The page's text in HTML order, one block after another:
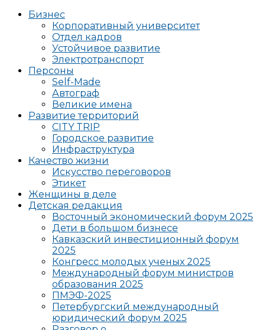
Бизнес
Корпоративный университет
Отдел кадров
Устойчивое развитие
Электротранспорт
Персоны
Self-Made
Автограф
Великие имена
Развитие территорий
CITY TRIP
Городское развитие
Инфраструктура
Качество жизни
Искусство переговоров
Этикет
Женщины в деле
Детская редакция
Восточный экономический форум 2025
Дети в большом бизнесе
Кавказский инвестиционный форум
2025
Конгресс молодых ученых 2025
Международный форум министров
образования 2025
ПМЭФ-2025
Петербургский международный
юридический форум 2025